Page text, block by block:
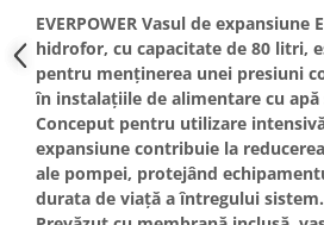
Hote incorporabile
Hote insula
Hote telescopice
Hote traditionale
Masini de Spalat Rufe & Uscatoare
Accesorii masini de spalat &
uscatoare
EVERPOWER Vasul de expansiune
hidrofor, cu capacitate de 80 litri,
pentru menținerea unei presiuni
în instalațiile de alimentare cu
Conceput pentru utilizare
expansiune contribuie la
ale pompei, protejând
durata de viață a întregului sistem.